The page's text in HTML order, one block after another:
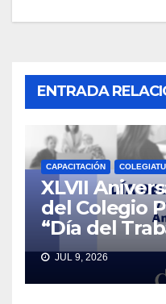
ENTRADA
CAPACITACIÓN
XLVII
del Colegio
“Día del
JUL 9, 2026